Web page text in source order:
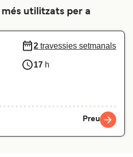
Norge
utilitzats per a
2 travessies setmanals
17 h
Preu